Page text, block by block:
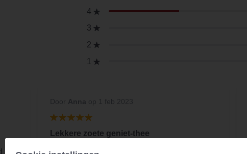
4
3
2
1
like
Lekkere zoete geniet-thee
Heerlijk voor als je zin hebt in een zoet